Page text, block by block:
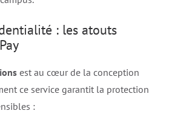
: les atouts
est au cœur de la conception
ce service garantit la protection
: